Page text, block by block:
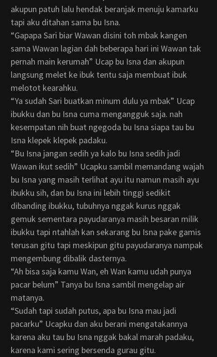
akupun patuh lalu hendak beranjak menuju kamarku
tapi aku ditahan sama bu Isna.
“Gapapa Sari biar Wawan disini toh mbak kangen
sama Wawan lagian dah beberapa hari ini Wawan tak
pernah main kerumah” Ucap bu Isna dan akupun
langsung melet ke ibuk tentu saja membuat ibuk
melotot kearahku.
“Ya sudah Sari buatkan minum dulu ya mbak” Ucap
ibukku dan bu Isna cuma mengangguk saja. nah
kesempatan nih buat ngegoda bu Isna siapa tau bu
Isna klepek klepek padaku.
“Bu Isna jangan sedih ya kalo bu Isna sedih jadi
Wawan ikut sedih” Ucapku sambil memandang wajah
bu Isna yang masih terlihat ayu itu namun masih ayu
ibukku sih, dan bu Isna ini lebih tinggi sedikit
dibanding ibukku, tubuhnya nggak kurus nggak
gemuk sementara payudaranya masih besaran milik
ibukku tapi ntahlah kan sekarang bu Isna pake gamis
terusan gitu tapi meskipun gitu payudaranya nampak
mengembung dibalik dasternya.
“Ah bisa saja kamu Wan, eh Wan kamu udah punya
pacar belum” Tanya bu Isna sambil mengelap air
matanya.
“Sudah tapi sudah putus, apa bu Isna mau jadi
pacarku” Ucapku dan aku berani mengatakannya
karena aku tau bu Isna nggak bakal marah padaku,
karena kami sering bersenda gurau gitu.